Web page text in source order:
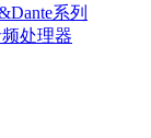
系列
处理器